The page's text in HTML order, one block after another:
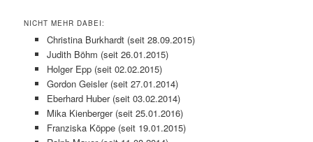
NICHT MEHR DABEI:
Christina Burkhardt (seit 28.09.2015)
Judith Böhm (seit 26.01.2015)
Holger Epp (seit 02.02.2015)
Gordon Geisler (seit 27.01.2014)
Eberhard Huber (seit 03.02.2014)
Mika Kienberger (seit 25.01.2016)
Franziska Köppe (seit 19.01.2015)